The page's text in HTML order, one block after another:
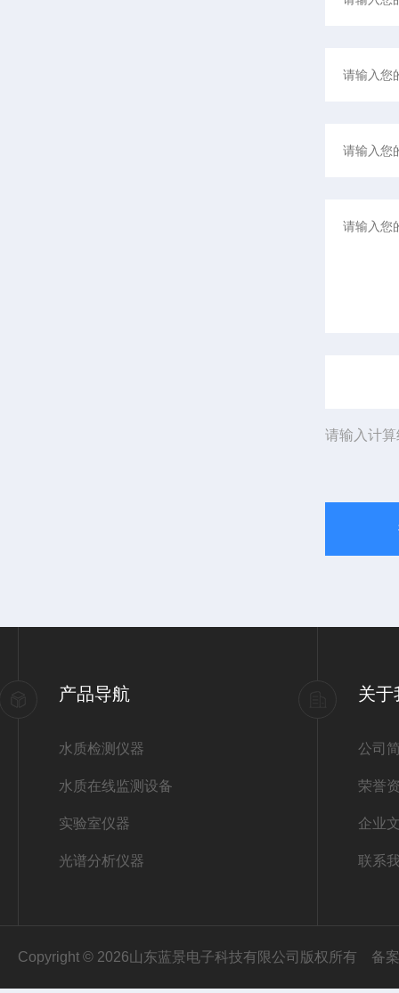
请输入计
产品导航
水质检测仪器
水质在线监测设备
实验室仪器
光谱分析仪器
关于
公司
荣誉
企业
联系
Copyright © 2026山东蓝景电子科技有限公司版权所有 备